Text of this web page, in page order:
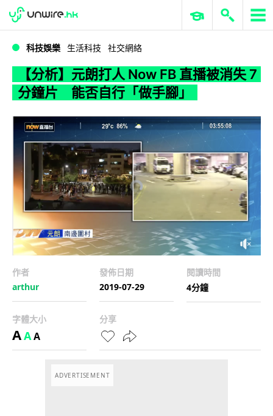
WWDC 2026 ERP 與商業 AI
科技娛樂 生活科技 社交網絡
【分析】元朗打人 Now FB 直播被消失 7
分鐘片 能否自行「做手腳」
作者
arthur
發佈日期
2019-07-29
閱讀時間
4分鐘
字體大小
AAA
分享
ADVERTISEMENT